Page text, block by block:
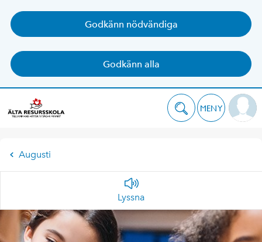
Godkänn nödvändiga
Godkänn alla
MENY
Augusti
Lyssna